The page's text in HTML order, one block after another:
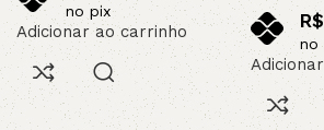
no pix
Adicionar ao carrinho R$
no